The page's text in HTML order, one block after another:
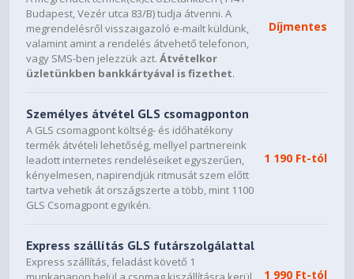
Budapest, Vezér utca 83/B) tudja átvenni. A
megrendelésről visszaigazoló e-mailt küldünk,
valamint amint a rendelés átvehető telefonon,
vagy SMS-ben jelezzük azt.Átvételkor
üzletünkben bankkártyával is fizethet.
Díjmentes
Személyes átvétel GLS csomagponton
A GLS csomagpont költség- és időhatékony
termék átvételi lehetőség, mellyel partnereink
leadott internetes rendeléseiket egyszerűen,
kényelmesen, napirendjük ritmusát szem előtt
tartva vehetik át országszerte a több, mint 1100
GLS Csomagpont egyikén.
1 190 Ft-tól
Express szállítás GLS futárszolgálattal
Express szállítás, feladást követő 1
1 990 Ft-tól